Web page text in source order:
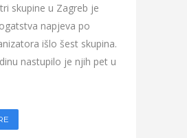
skupine u Zagreb je
napjeva po
išlo šest skupina.
nastupilo je njih pet u